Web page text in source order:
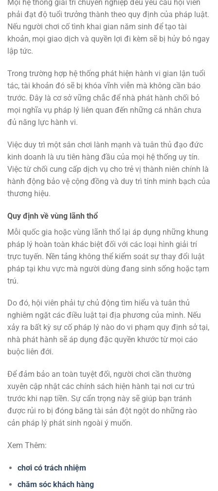
Mọi hệ thống giải trí chuyên nghiệp đều yêu cầu hội viên
phải đạt độ tuổi trưởng thành theo quy định của pháp luật.
Nếu người chơi cố tình khai gian năm sinh để tạo tài
khoản, mọi giao dịch và quyền lợi đi kèm sẽ bị hủy bỏ ngay
lập tức.
Trong trường hợp hệ thống phát hiện hành vi gian lận tuổi
tác, tài khoản đó sẽ bị khóa vĩnh viễn mà không cần báo
trước. Đây là cơ sở vững chắc để nhà phát hành chối bỏ
mọi nghĩa vụ pháp lý liên quan đến những cá nhân chưa
đủ năng lực hành vi.
Việc duy trì một sân chơi lành mạnh và tuân thủ đạo đức
kinh doanh là ưu tiên hàng đầu của mọi hệ thống uy tín.
Việc từ chối cung cấp dịch vụ cho trẻ vị thành niên chính là
hành động bảo vệ cộng đồng và duy trì tính minh bạch của
thương hiệu.
Quy định về vùng lãnh thổ
Mỗi quốc gia hoặc vùng lãnh thổ lại áp dụng những khung
pháp lý hoàn toàn khác biệt đối với các loại hình giải trí
trực tuyến. Nền tảng không thể kiểm soát sự thay đổi luật
pháp tại khu vực mà người dùng đang sinh sống hoặc tạm
trú.
Do đó, hội viên phải tự chủ động tìm hiểu và tuân thủ
nghiêm ngặt các điều luật tại địa phương của mình. Nếu
xảy ra bất kỳ sự cố pháp lý nào do vi phạm quy định sở tại,
nhà phát hành sẽ áp dụng đặc quyền khước từ mọi cáo
buộc liên đới.
Để đảm bảo an toàn tuyệt đối, người chơi cần thường
xuyên cập nhật các chính sách hiện hành tại nơi cư trú
trước khi nạp tiền. Sự cẩn trọng này sẽ giúp bạn tránh
được rủi ro bị đóng băng tài sản đột ngột do những rào
cản pháp lý phát sinh ngoài ý muốn.
Xem Thêm:
chơi có trách nhiệm
chăm sóc khách hàng